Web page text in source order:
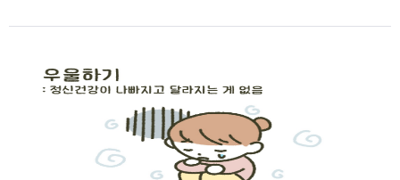
있습니다.새콤달콤한 딸기바삭한 사과진한 보랏빛